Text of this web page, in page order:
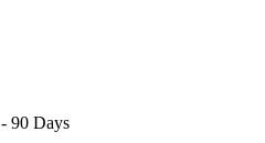
90 Days